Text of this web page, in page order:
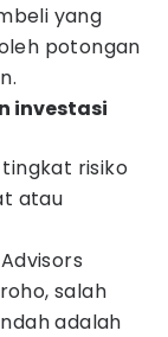
yang
potongan
investasi
risiko
atau
salah
adalah